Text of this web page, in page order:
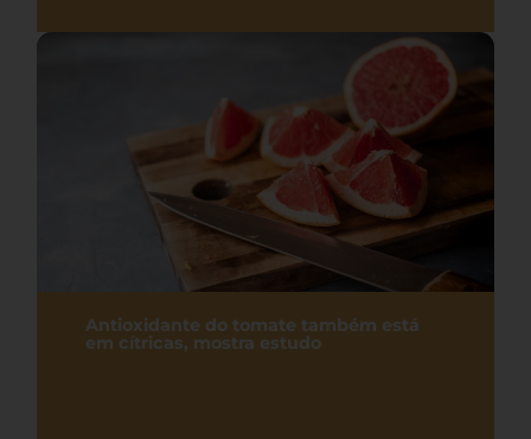
Antioxidante do tomate também está
em cítricas, mostra estudo